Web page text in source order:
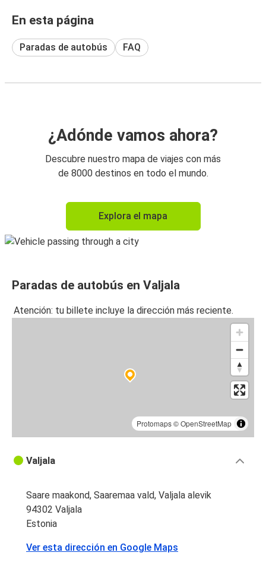
En esta página
Paradas de autobús FAQ
¿Adónde vamos ahora?
Descubre nuestro mapa de viajes con más
de 8000 destinos en todo el mundo.
Explora el mapa
Paradas de autobús en Valjala
Atención: tu billete incluye la dirección más reciente.
Protomaps©OpenStreetMap
Valjala
Saare maakond, Saaremaa vald, Valjala alevik
94302 Valjala
Estonia
Ver esta dirección en Google Maps